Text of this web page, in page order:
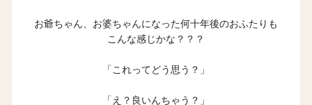
お爺ちゃん、お婆ちゃんになった何十年後のおふたりも
こんな感じかな？？？
「これってどう思う？」
「え？良いんちゃう？」